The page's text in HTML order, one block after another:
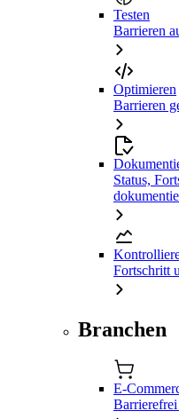
Testen
Barrieren
Optimieren
Barrieren
Status,
Fortschritt
Branchen
E-
Barrierefrei